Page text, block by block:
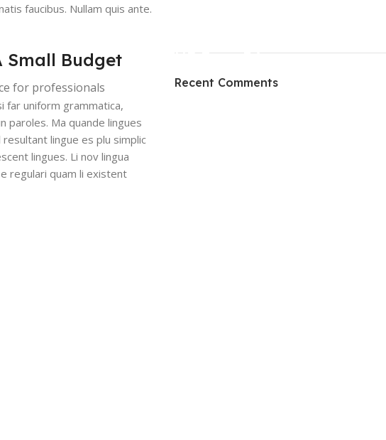
faucibus. Nullam quis ante.
Small Budget
for professionals
far uniform grammatica,
paroles. Ma quande lingues
lingue es plu simplic
lingues. Li nov lingua
regulari quam li existent
HP Envy 34
To Shop
Recent Comments